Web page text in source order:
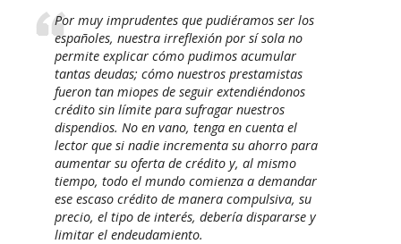
Por muy imprudentes que pudiéramos ser los
españoles, nuestra irreflexión por sí sola no
permite explicar cómo pudimos acumular
tantas deudas; cómo nuestros prestamistas
fueron tan miopes de seguir extendiéndonos
crédito sin límite para sufragar nuestros
dispendios. No en vano, tenga en cuenta el
lector que si nadie incrementa su ahorro para
aumentar su oferta de crédito y, al mismo
tiempo, todo el mundo comienza a demandar
ese escaso crédito de manera compulsiva, su
precio, el tipo de interés, debería dispararse y
limitar el endeudamiento.